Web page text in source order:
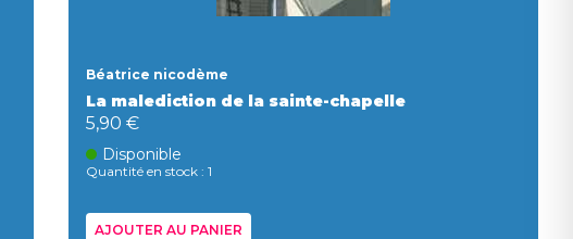
Béatrice nicodème
La malediction de la sainte-chapelle
5,90 €
Disponible
Quantité en stock : 1
AJOUTER AU PANIER